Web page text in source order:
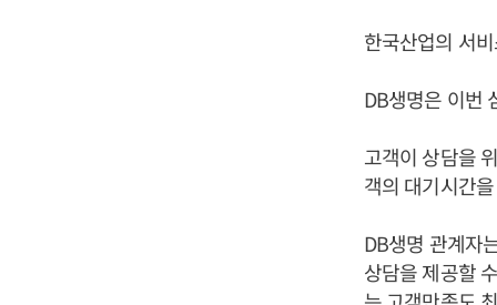
한국산업의 서
DB생명은 이번
고객이 상담을
객의 대기시간
DB생명 관계자
상담을 제공할